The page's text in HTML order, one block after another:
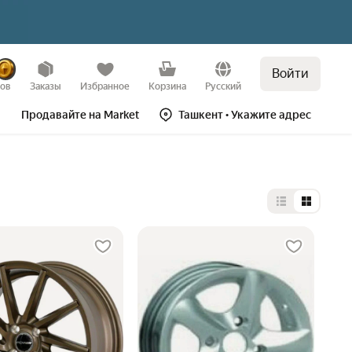
Заказы Избранное Корзина Русский
Войти
Продавайте на Market Ташкент• Укажите адрес
Выбор типа